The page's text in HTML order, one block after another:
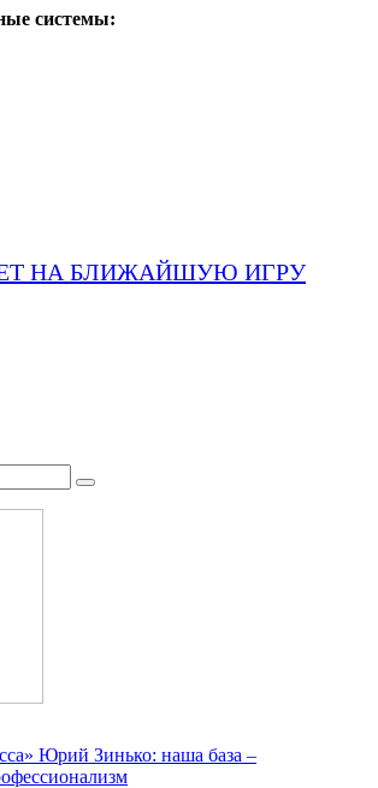
системы:
НА БЛИЖАЙШУЮ ИГРУ
Юрий Зинько: наша база –